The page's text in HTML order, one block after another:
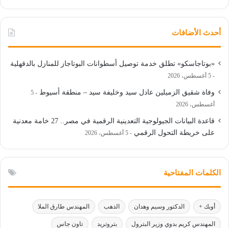
أحدث الأضافات
«بوتاجاسكو» تطلق خدمة توصيل أسطوانات البوتاجاز للمنازل بالدقهلية
5 أغسطس، 2026
وفاة شقيق الزميلين عادل سيد وخليفة سيد – منطقة أسيوط
5
أغسطس، 2026
قاعدة البيانات الجيولوجية التعدينية الرقمية في مصر.. 27 خامة معدنية
على خريطة التحول الرقمي
5 أغسطس، 2026
الكلمات المفتاحية
أوبك + الدكتور وسيم وهدان الذهب المهندس طارق الملا
المهندس كريم بدوي وزير البترول بتروتريد تاون جاس